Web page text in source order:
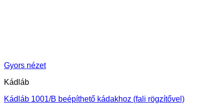
Gyors nézet
Kádláb
Kádláb 1001/B beépíthető kádakhoz (fali rögzítővel)